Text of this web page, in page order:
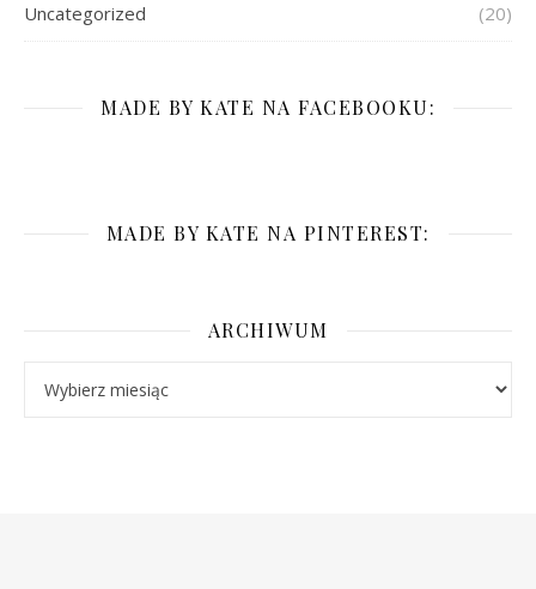
Uncategorized (20)
MADE BY KATE NA FACEBOOKU:
MADE BY KATE NA PINTEREST:
ARCHIWUM